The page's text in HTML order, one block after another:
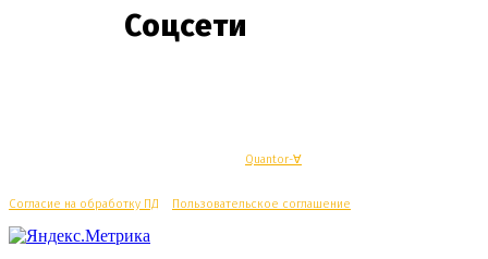
Соцсети
Quantor-∀
Согласие на обработку ПД Пользовательское соглашение